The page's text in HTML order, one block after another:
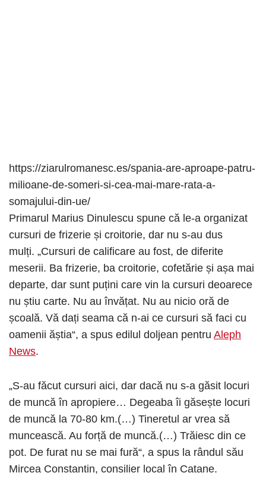
https://ziarulromanesc.es/spania-are-aproape-patru-
milioane-de-someri-si-cea-mai-mare-rata-a-
somajului-din-ue/
Primarul Marius Dinulescu spune că le-a organizat
cursuri de frizerie și croitorie, dar nu s-au dus
mulți. „Cursuri de calificare au fost, de diferite
meserii. Ba frizerie, ba croitorie, cofetărie și așa mai
departe, dar sunt puțini care vin la cursuri deoarece
nu știu carte. Nu au învățat. Nu au nicio oră de
școală. Vă dați seama că n-ai ce cursuri să faci cu
oamenii ăștia“, a spus edilul doljean pentru Aleph
News.
„S-au făcut cursuri aici, dar dacă nu s-a găsit locuri
de muncă în apropiere… Degeaba îi găsește locuri
de muncă la 70-80 km.(…) Tineretul ar vrea să
muncească. Au forță de muncă.(…) Trăiesc din ce
pot. De furat nu se mai fură“, a spus la rândul său
Mircea Constantin, consilier local în Catane.